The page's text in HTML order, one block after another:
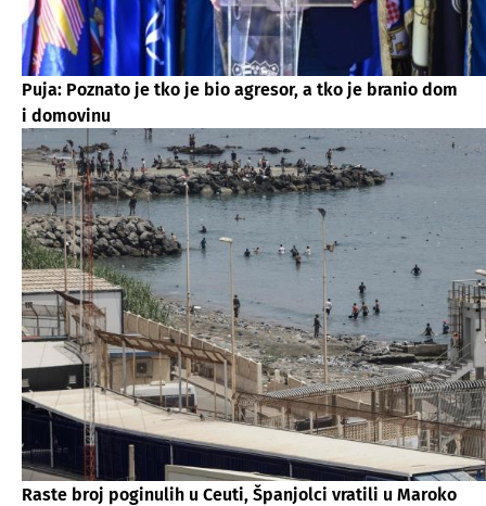
Puja: Poznato je tko je bio agresor, a tko je branio dom
i domovinu
Raste broj poginulih u Ceuti, Španjolci vratili u Maroko